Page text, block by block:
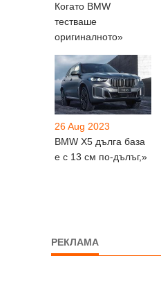
Когато BMW
тестваше
оригиналното»
26 Aug 2023
BMW X5 дълга база
е с 13 см по-дълъг,»
РЕКЛАМА